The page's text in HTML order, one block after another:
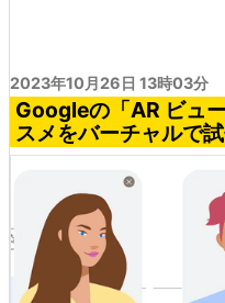
2023年10月26日 13時03分
Googleの「AR ビュ
スメをバーチャルで